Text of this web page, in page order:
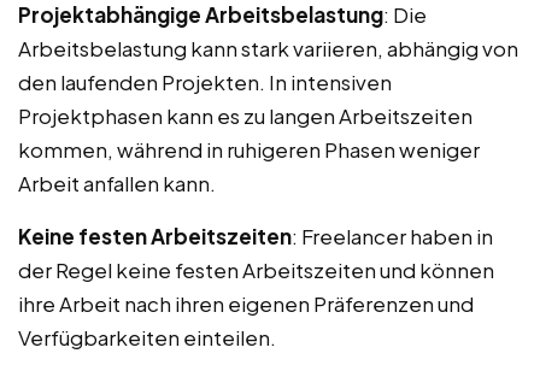
Projektabhängige Arbeitsbelastung: Die
Arbeitsbelastung kann stark variieren, abhängig von
den laufenden Projekten. In intensiven
Projektphasen kann es zu langen Arbeitszeiten
kommen, während in ruhigeren Phasen weniger
Arbeit anfallen kann.
Keine festen Arbeitszeiten: Freelancer haben in
der Regel keine festen Arbeitszeiten und können
ihre Arbeit nach ihren eigenen Präferenzen und
Verfügbarkeiten einteilen.